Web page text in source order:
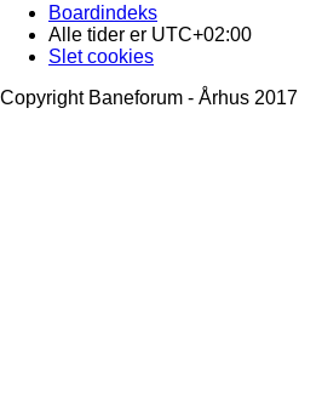
Boardindeks
Alle tider er UTC+02:00
Slet cookies
Copyright Baneforum - Århus 2017